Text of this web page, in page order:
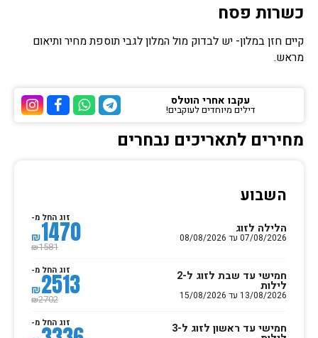
כשרות פסח
קיים חזן במלון- יש לבדוק מול המלון לגבי תוספת מחיר ותיאום
מראש.
ערוץ ערוץ
ערוץ הוואטסאפ של
ערוץ הטלגרם של הוטלס
עקבו אחרי הוטלס
דילים מיוחדים לעוקבים!
מחירים לתאריכים נבחרים
השבוע
הלילה לזוג
07/08/2026 עד 08/08/2026
זוג החל מ-
₪1470
₪1581
חמישי עד שבת לזוג ל-2
לילות
13/08/2026 עד 15/08/2026
זוג החל מ-
₪2513
₪2702
חמישי עד ראשון לזוג ל-3 זוג החל מ-